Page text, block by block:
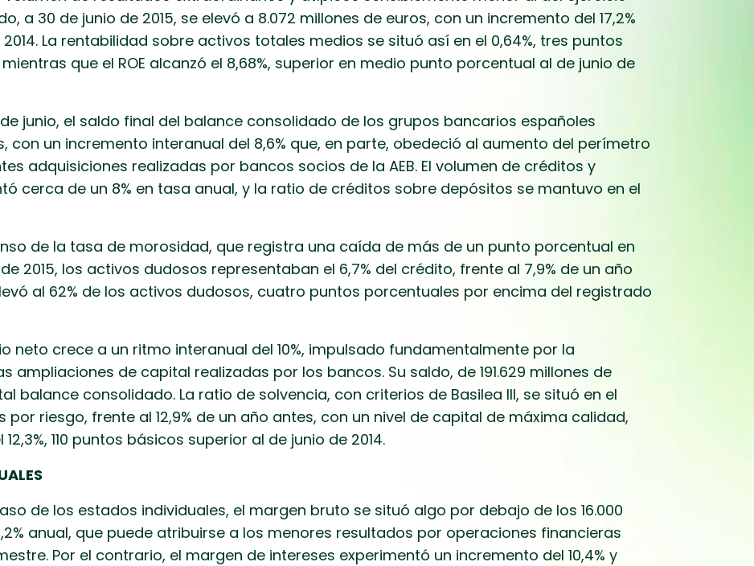
a 30 de junio de 2015, se elevó a 8.072 millones de euros, con un incremento del 17,2%
La rentabilidad sobre activos totales medios se situó así en el 0,64%, tres puntos
que el ROE alcanzó el 8,68%, superior en medio punto porcentual al de junio de
de junio, el saldo final del balance consolidado de los grupos bancarios españoles
con un incremento interanual del 8,6% que, en parte, obedeció al aumento del perímetro
adquisiciones realizadas por bancos socios de la AEB. El volumen de créditos y
cerca de un 8% en tasa anual, y la ratio de créditos sobre depósitos se mantuvo en el
de la tasa de morosidad, que registra una caída de más de un punto porcentual en
2015, los activos dudosos representaban el 6,7% del crédito, frente al 7,9% de un año
al 62% de los activos dudosos, cuatro puntos porcentuales por encima del registrado
neto crece a un ritmo interanual del 10%, impulsado fundamentalmente por la
ampliaciones de capital realizadas por los bancos. Su saldo, de 191.629 millones de
balance consolidado. La ratio de solvencia, con criterios de Basilea III, se situó en el
por riesgo, frente al 12,9% de un año antes, con un nivel de capital de máxima calidad,
110 puntos básicos superior al de junio de 2014.
de los estados individuales, el margen bruto se situó algo por debajo de los 16.000
anual, que puede atribuirse a los menores resultados por operaciones financieras
Por el contrario, el margen de intereses experimentó un incremento del 10,4% y